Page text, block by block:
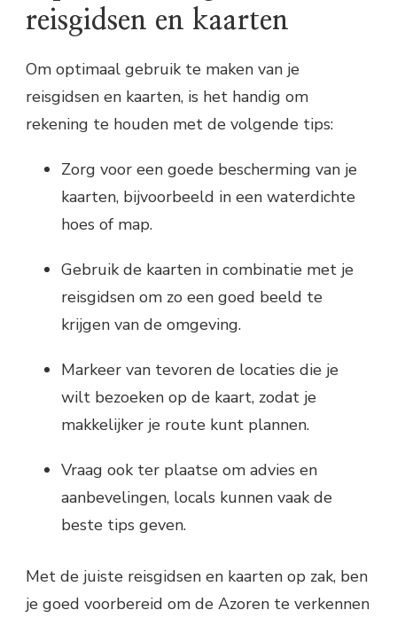
reisgidsen en kaarten
Om optimaal gebruik te maken van je
reisgidsen en kaarten, is het handig om
rekening te houden met de volgende tips:
Zorg voor een goede bescherming van je
kaarten, bijvoorbeeld in een waterdichte
hoes of map.
Gebruik de kaarten in combinatie met je
reisgidsen om zo een goed beeld te
krijgen van de omgeving.
Markeer van tevoren de locaties die je
wilt bezoeken op de kaart, zodat je
makkelijker je route kunt plannen.
Vraag ook ter plaatse om advies en
aanbevelingen, locals kunnen vaak de
beste tips geven.
Met de juiste reisgidsen en kaarten op zak, ben
je goed voorbereid om de Azoren te verkennen